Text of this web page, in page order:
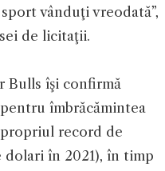
vânduţi vreodată”,
de licitaţii.
Bulls îşi confirmă
îmbrăcămintea
record de
în 2021), în timp